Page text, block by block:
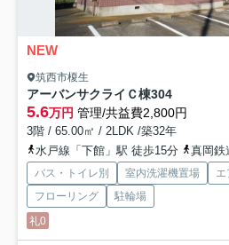
NEW
筑西市榎生
アーバンサクライＣ棟304
5.6万円 管理/共益費2,800円
3階 / 65.00㎡ / 2LDK /築32年
水戸線「下館」駅 徒歩15分
真岡鉄
バス・トイレ別 室内洗濯機置場
フローリング
駐輪場
礼0